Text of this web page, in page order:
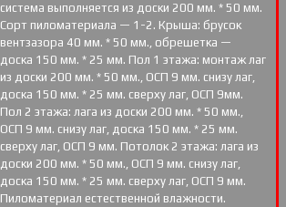
система выполняется из доски 200 мм. * 50 мм.
Сорт пиломатериала — 1-2. Крыша: брусок
вентзазора 40 мм. * 50 мм., обрешетка —
доска 150 мм. * 25 мм. Пол 1 этажа: монтаж лаг
из доски 200 мм. * 50 мм., ОСП 9 мм. снизу лаг,
доска 150 мм. * 25 мм. сверху лаг, ОСП 9мм.
Пол 2 этажа: лага из доски 200 мм. * 50 мм.,
ОСП 9 мм. снизу лаг, доска 150 мм. * 25 мм.
сверху лаг, ОСП 9 мм. Потолок 2 этажа: лага из
доски 200 мм. * 50 мм., ОСП 9 мм. снизу лаг,
доска 150 мм. * 25 мм. сверху лаг, ОСП 9 мм.
Пиломатериал естественной влажности.